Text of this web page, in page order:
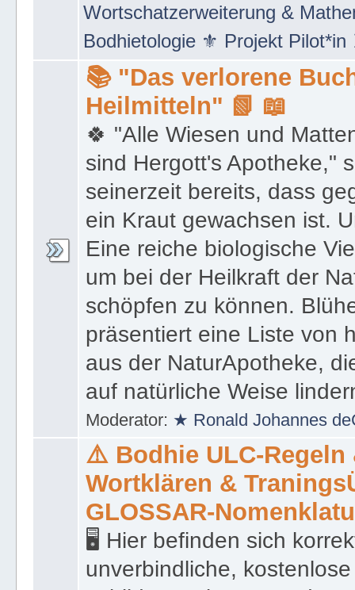
Wortschatzerweiterung &
Bodhietologie ⚜ Projekt
📚 "Das verlorene
Heilmitteln" 📗 📖
🍀 "Alle Wiesen und
sind Hergott's Apotheke,"
seinerzeit bereits, dass
ein Kraut gewachsen ist.
Eine reiche biologische
um bei der Heilkraft der
schöpfen zu können.
präsentiert eine Liste von
aus der NaturApotheke,
auf natürliche Weise
Moderator: ★ Ronald Johannes
⚠️ Bodhie ULC-Regeln
Wortklären &
GLOSSAR-
🖥 Hier befinden sich
unverbindliche,